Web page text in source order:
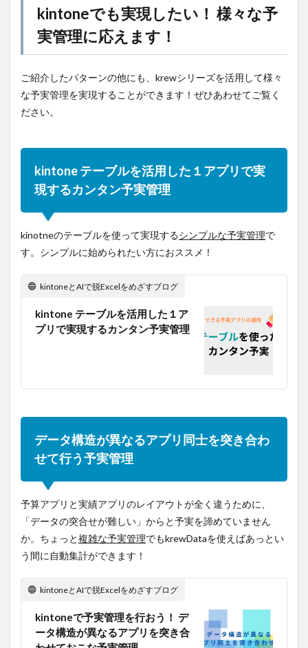
kintoneでも実現したい！ 様々な予
実管理に応えます！
ご紹介したパターンの他にも、krewシリーズを活用して様々
な予実管理を実現することができます！ぜひあわせてご覧く
ださい。
kintone テーブルを活用した１アプリで実
現するカンタン予実管理
kinotneのテーブルを使って実現するシンプルな予実管理で
す。シンプルに始められたい方におススメ！
kintoneとAIで脱Excelをめざすブログ
kintone テーブルを活用した１ア
プリで実現するカンタン予実管理
データ構造が異なるアプリ同士を突き合わ
せて行う予実管理
予算アプリと実績アプリのレイアウトが全く違うために、
「データの突合せが難しい」からと予実を諦めていません
か。ちょっと複雑な予実管理でもkrewDataを使えばあっとい
う間に自動集計ができます！
kintoneとAIで脱Excelをめざすブログ
kintoneで予実管理を行おう！ デ
ータ構造が異なるアプリを突き合